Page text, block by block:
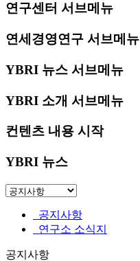
연구센터 서브메뉴
연세경영연구 서브메뉴
YBRI 뉴스 서브메뉴
YBRI 소개 서브메뉴
컨텐츠 내용 시작
YBRI 뉴스
공지사항
연구소 소식지
공지사항